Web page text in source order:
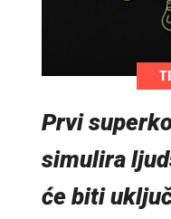
Prvi
simulira
će biti